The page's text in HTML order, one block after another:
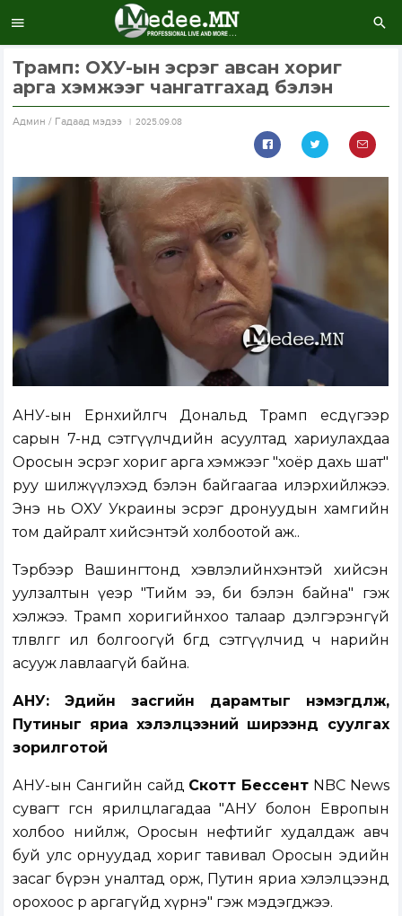
Трамп: ОХУ-ын эсрэг авсан хориг
арга хэмжээг чангатгахад бэлэн
Aдмин / Гадаад мэдээ 2025.09.08
АНУ-ын Ерөнхийлөгч Дональд Трамп есдүгээр
сарын 7-нд сэтгүүлчдийн асуултад хариулахдаа
Оросын эсрэг хориг арга хэмжээг "хоёр дахь шат"
руу шилжүүлэхэд бэлэн байгаагаа илэрхийлжээ.
Энэ нь ОХУ Украины эсрэг дронуудын хамгийн
том дайралт хийсэнтэй холбоотой аж..
Тэрбээр Вашингтонд хэвлэлийнхэнтэй хийсэн
уулзалтын үеэр "Тийм ээ, би бэлэн байна" гэж
хэлжээ. Трамп хоригийнхоо талаар дэлгэрэнгүй
төлөвлөгөөг ил болгоогүй бөгөөд сэтгүүлчид ч нарийн
асууж лавлаагүй байна.
АНУ: Эдийн засгийн дарамтыг нэмэгдүүлж,
Путиныг яриа хэлэлцээний ширээнд суулгах
зорилготой
АНУ-ын Сангийн сайд Скотт Бессент NBC News
сувагт өгсөн ярилцлагадаа "АНУ болон Европын
холбоо нийлж, Оросын нефтийг худалдаж авч
буй улс орнуудад хориг тавивал Оросын эдийн
засаг бүрэн уналтад орж, Путин яриа хэлэлцээнд
орохоос өөр аргагүйд хүрнэ" гэж мэдэгджээ.